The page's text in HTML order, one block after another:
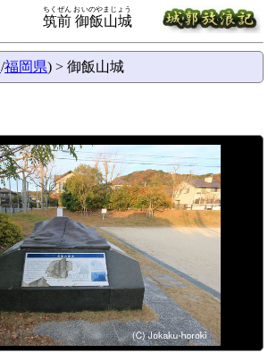
筑前 御飯山城
ちくぜん おいのやまじょう
/福岡県) > 御飯山城